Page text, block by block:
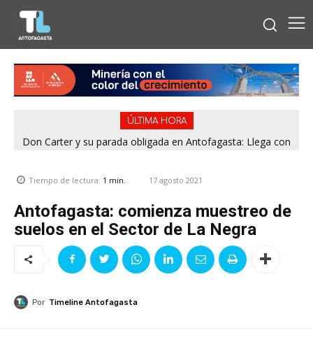
ÚLTIMA HORA
Don Carter y su parada obligada en Antofagasta: Llega con
Tiempo de lectura: 1 min. 17 agosto 2021
Antofagasta: comienza muestreo de
suelos en el Sector de La Negra
Por Timeline Antofagasta